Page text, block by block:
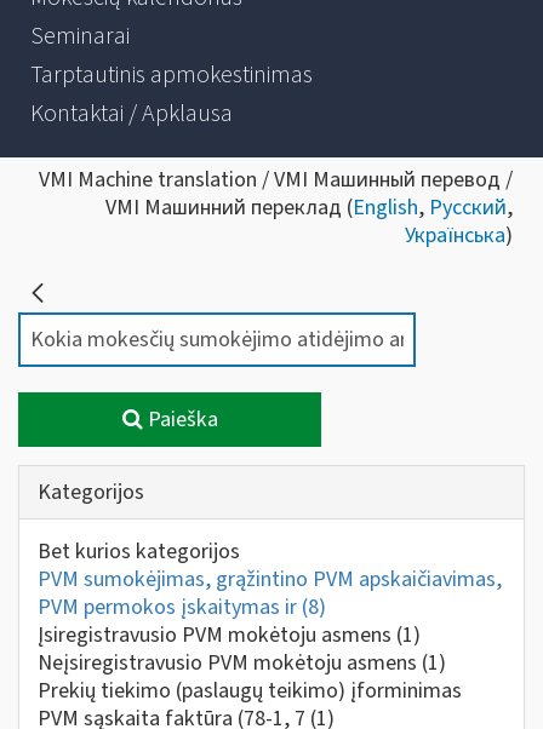
Seminarai
Tarptautinis apmokestinimas
Kontaktai / Apklausa
VMI Machine translation / VMI Машинный перевод /
VMI Машинний переклад (English, Русский,
Українська)
Paieška
Kategorijos
Bet kurios kategorijos
PVM sumokėjimas, grąžintino PVM apskaičiavimas,
PVM permokos įskaitymas ir (8)
Įsiregistravusio PVM mokėtoju asmens (1)
Neįsiregistravusio PVM mokėtoju asmens (1)
Prekių tiekimo (paslaugų teikimo) įforminimas
PVM sąskaita faktūra (78-1, 7 (1)